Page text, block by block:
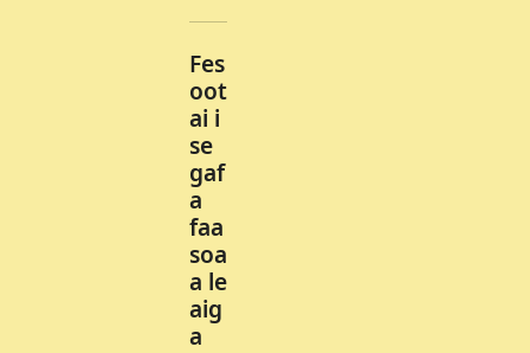
Fes
oot
ai i
se
gaf
a
faa
soa
a le
aig
a